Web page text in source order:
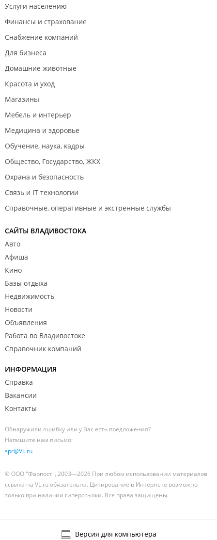
Услуги населению
Финансы и страхование
Снабжение компаний
Для бизнеса
Домашние животные
Красота и уход
Магазины
Мебель и интерьер
Медицина и здоровье
Обучение, наука, кадры
Общество, Государство, ЖКХ
Охрана и безопасность
Связь и IT технологии
Справочные, оперативные и экстренные службы
САЙТЫ ВЛАДИВОСТОКА
Авто
Афиша
Кино
Базы отдыха
Недвижимость
Новости
Объявления
Работа во Владивостоке
Справочник компаний
ИНФОРМАЦИЯ
Справка
Вакансии
Контакты
Обнаружили ошибку или у Вас есть предложения?
Напишите нам письмо:
spr@VL.ru
© ООО "Фарпост", 2003—2026 При любом использовании материалов
ссылка на VL.ru обязательна. Цитирование в Интернете возможно
только при наличии гиперссылки. Все права защищены.
Версия для компьютера